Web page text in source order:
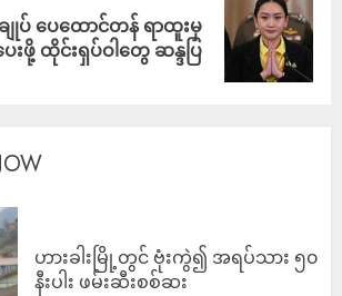
ျုပ် ပေထောင်တန် ရာထူးမှ
ထိုင်းရှပ်ဝါတွေ ဆန္ဒပြ
ဟားခါးမြို့တွင် ဗုံးကွဲ၍ အရပ်သား ၅၀
နီးပါး ဖမ်းဆီးစစ်ဆး